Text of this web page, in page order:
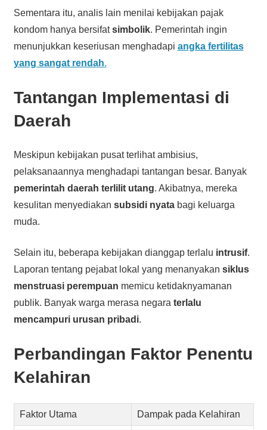
Sementara itu, analis lain menilai kebijakan pajak
kondom hanya bersifatsimbolik. Pemerintah ingin
menunjukkan keseriusan menghadapi angka fertilitas
yang sangat rendah.
Tantangan Implementasi di
Daerah
Meskipun kebijakan pusat terlihat ambisius,
pelaksanaannya menghadapi tantangan besar. Banyak
pemerintah daerah terlilit utang. Akibatnya, mereka
kesulitan menyediakan subsidi nyatabagi keluarga
muda.
Selain itu, beberapa kebijakan dianggap terlalu intrusif.
Laporan tentang pejabat lokal yang menanyakan siklus
menstruasi perempuan memicu ketidaknyamanan
publik. Banyak warga merasa negara terlalu
mencampuri urusan pribadi.
Perbandingan Faktor Penentu
Kelahiran
Faktor Utama Dampak pada Kelahiran